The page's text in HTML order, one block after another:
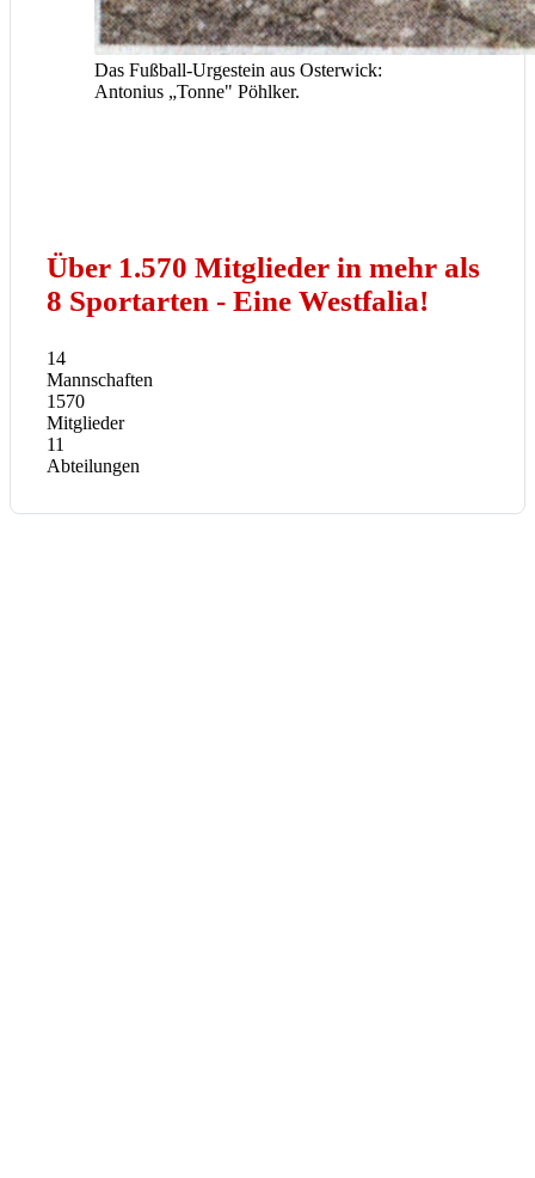
Das Fußball-Urgestein aus Osterwick:
Antonius „Tonne" Pöhlker.
Über 1.570 Mitglieder in mehr als
8 Sportarten - Eine Westfalia!
14
Mannschaften
1570
Mitglieder
11
Abteilungen